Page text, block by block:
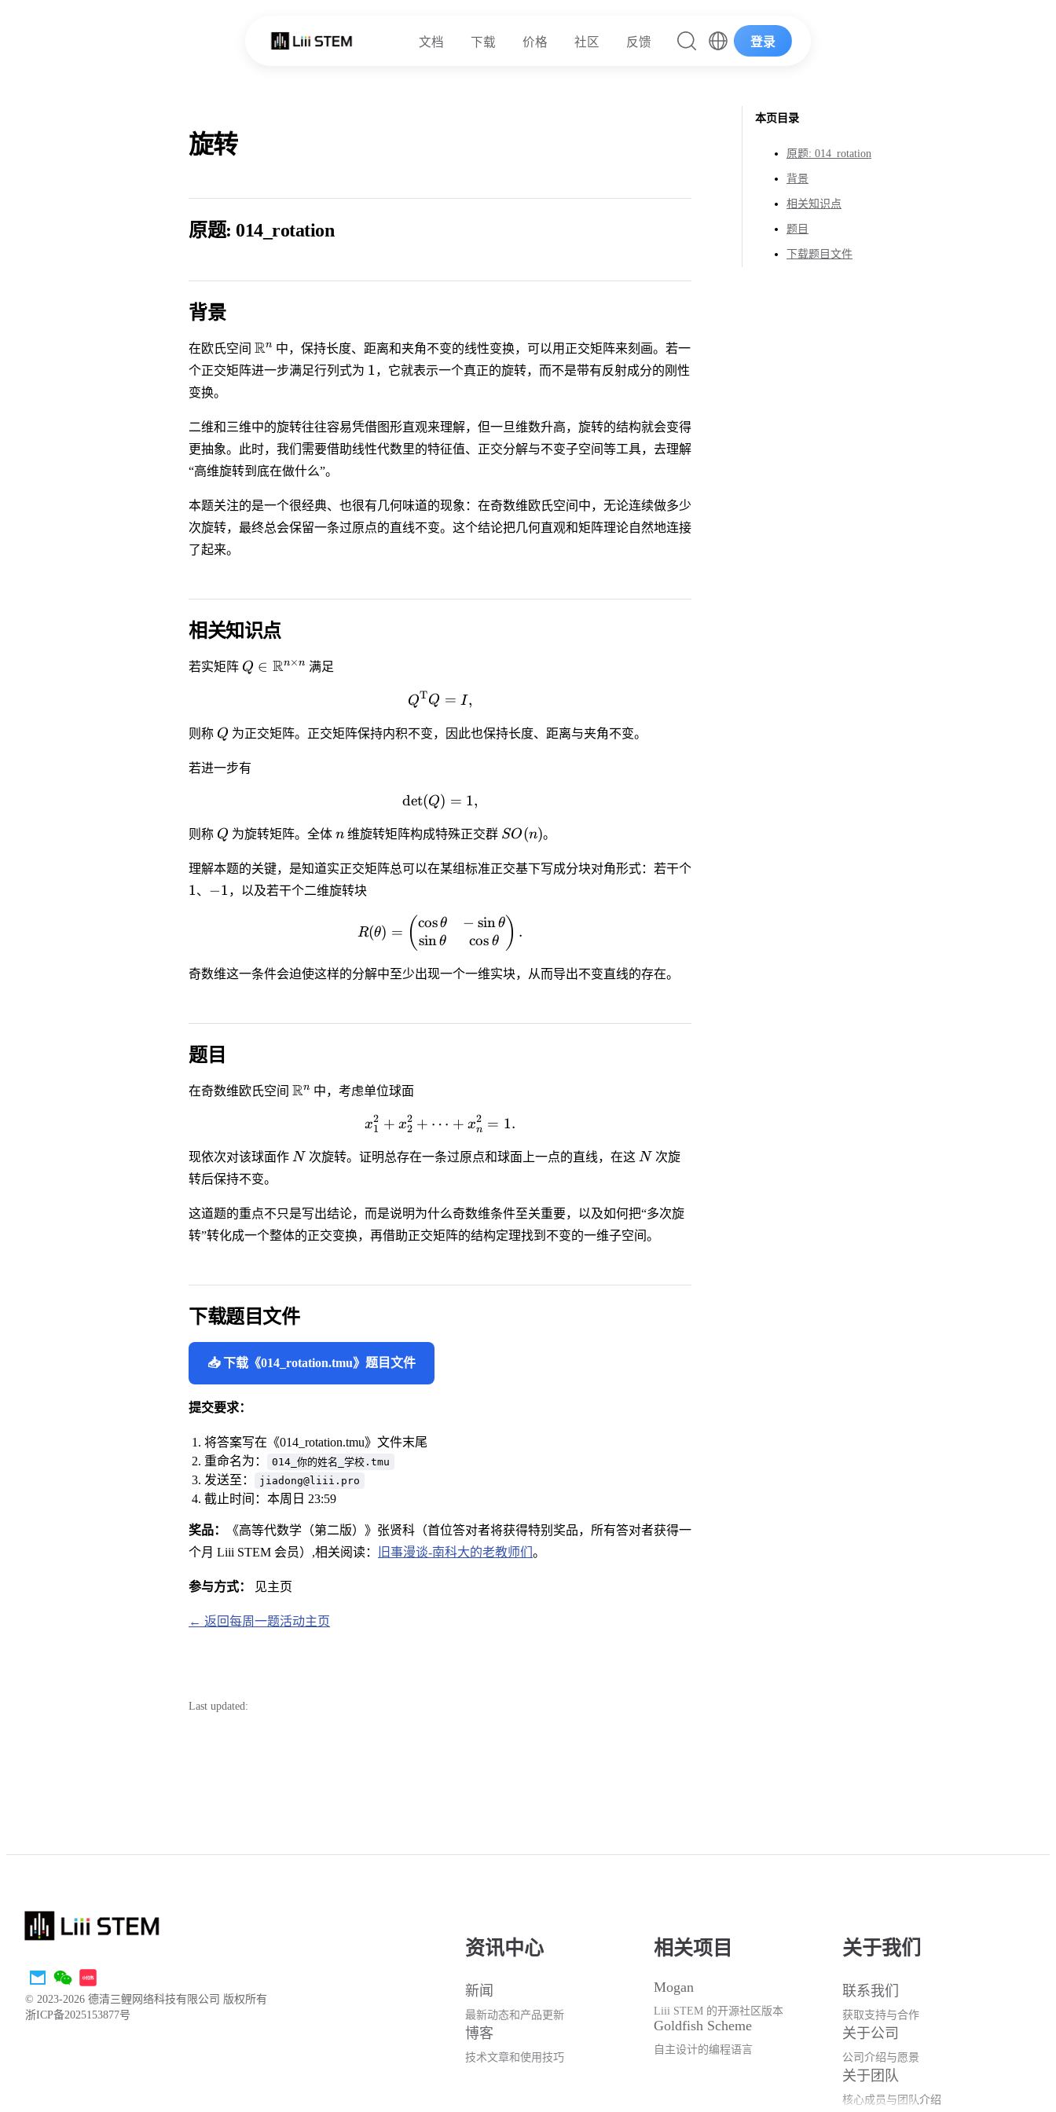
文档 下载 价格 社区 反馈 登录
本页目录
原题: 014_rotation
背景
相关知识点
题目
下载题目文件
旋转
原题: 014_rotation
背景
在欧氏空间 \mathbb{R}^n
Rn 中，保持长度、距离和夹角不变的线性变换，可以用正交矩阵来刻画。若一
个正交矩阵进一步满足行列式为 1
1，它就表示一个真正的旋转，而不是带有反射成分的刚性
变换。
二维和三维中的旋转往往容易凭借图形直观来理解，但一旦维数升高，旋转的结构就会变得
更抽象。此时，我们需要借助线性代数里的特征值、正交分解与不变子空间等工具，去理解
“高维旋转到底在做什么”。
本题关注的是一个很经典、也很有几何味道的现象：在奇数维欧氏空间中，无论连续做多少
次旋转，最终总会保留一条过原点的直线不变。这个结论把几何直观和矩阵理论自然地连接
了起来。
相关知识点
若实矩阵 Q \in
Q ∈ Rn×n 满足
Q^\mathrm{T}Q = I,
QTQ = I,
则称 Q
Q 为正交矩阵。正交矩阵保持内积不变，因此也保持长度、距离与夹角不变。
若进一步有
\det(Q)=1,
det(Q) = 1,
则称 Q
Q 为旋转矩阵。全体 n
n 维旋转矩阵构成特殊正交群 SO(n)
SO(n)。
理解本题的关键，是知道实正交矩阵总可以在某组标准正交基下写成分块对角形式：若干个
1
1、 -1
−1，以及若干个二维旋转块
R(\theta)= \begin{pmatrix} \cos\theta & -\sin\theta \\ \sin\theta & \cos\theta
R(θ) = (cosθ
sinθ
− sinθ
cos θ ) .
奇数维这一条件会迫使这样的分解中至少出现一个一维实块，从而导出不变直线的存在。
题目
在奇数维欧氏空间 \mathbb{R}^n
Rn 中，考虑单位球面
x_1^2+x_2^2+\cdots+x_n^2=1.
x1
2 + x2
2 + ⋯ + xn
2 = 1.
现依次对该球面作 N
N 次旋转。证明总存在一条过原点和球面上一点的直线，在这 N
N 次旋
转后保持不变。
这道题的重点不只是写出结论，而是说明为什么奇数维条件至关重要，以及如何把“多次旋
转”转化成一个整体的正交变换，再借助正交矩阵的结构定理找到不变的一维子空间。
下载题目文件
📥 下载《014_rotation.tmu》题目文件
提交要求：
将答案写在《014_rotation.tmu》文件末尾
重命名为：
014_你的姓名_学校.tmu
发送至： jiadong@liii.pro
截止时间：本周日 23:59
奖品：
《高等代数学（第二版）》张贤科（首位答对者将获得特别奖品，所有答对者获得一
个月 Liii STEM 会员）,相关阅读：
旧事漫谈-南科大的老教师们 。
参与方式： 见主页
← 返回每周一题活动主页
Last updated:
© 2023-2026 德清三鲤网络科技有限公司 版权所有
浙ICP备2025153877号
资讯中心
新闻
最新动态和产品更新
博客
技术文章和使用技巧
相关项目
Mogan
Liii STEM 的开源社区版本
Goldfish Scheme
自主设计的编程语言
关于我们
联系我们
获取支持与合作
关于公司
公司介绍与愿景
关于团队
核心成员与团队介绍